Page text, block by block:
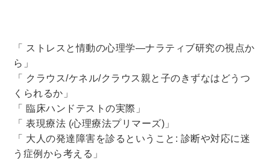
日本の伝統文化
東洋の建築
楽譜・スコア・音楽書
理工書関係
科学書・工学書・コンピュータ書籍
「 ストレスと情動の心理学―ナラティブ研究の視点か
ら」
「 クラウス/ケネル/クラウス親と子のきずなはどうつ
くられるか」
「 臨床ハンドテストの実際」
「 表現療法 (心理療法プリマーズ)」
「 大人の発達障害を診るということ: 診断や対応に迷
う症例から考える」